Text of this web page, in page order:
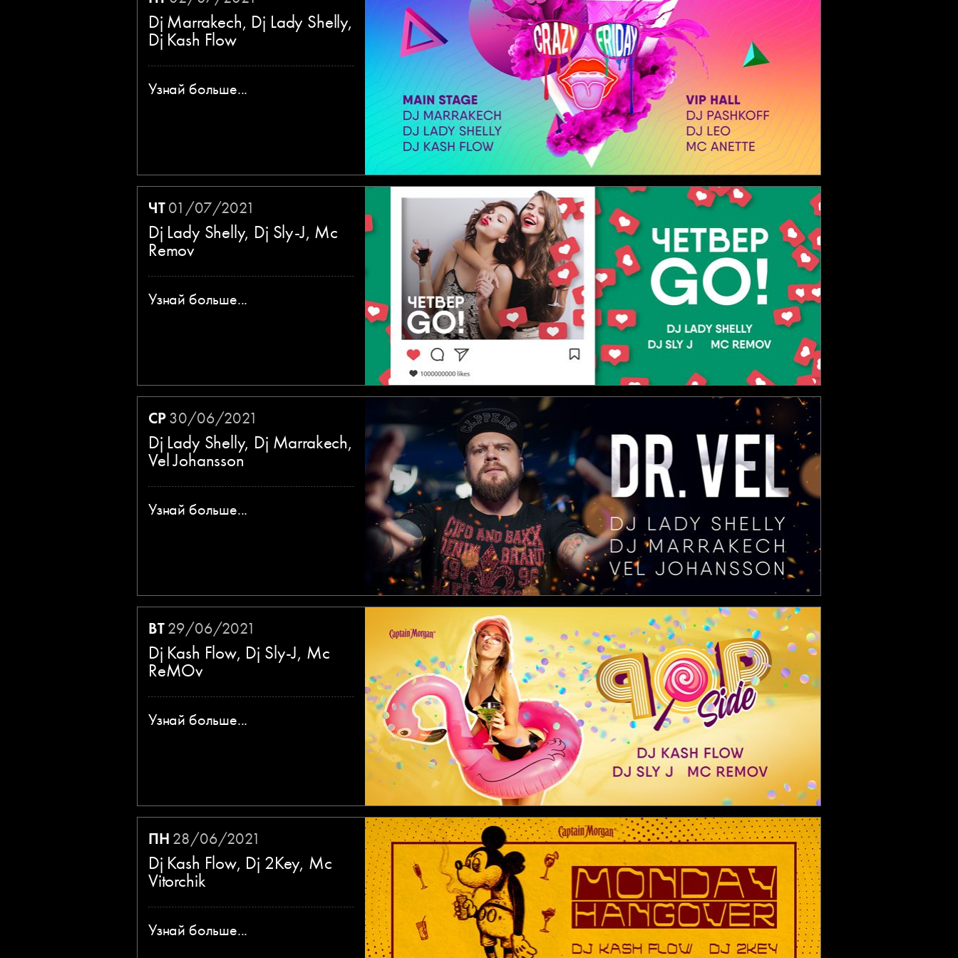
Dj Marrakech, Dj Lady Shelly,
Dj Kash Flow
Узнай больше...
ЧТ01/07/2021
Dj Lady Shelly, Dj Sly-J, Mc
Remov
Узнай больше...
СР30/06/2021
Dj Lady Shelly, Dj Marrakech,
Vel Johansson
Узнай больше...
ВТ29/06/2021
Dj Kash Flow, Dj Sly-J, Mc
ReMOv
Узнай больше...
ПН 28/06/2021
Dj Kash Flow, Dj 2Key, Mc
Vitorchik
Узнай больше...